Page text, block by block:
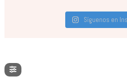
Síguenos en